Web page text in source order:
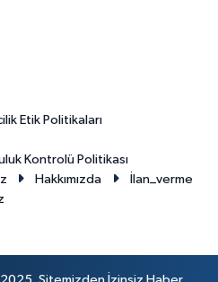
Etik Politikaları
Kontrolü Politikası
Hakkımızda
İlan_verme